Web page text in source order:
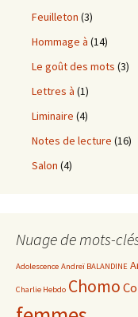
Feuilleton (3)
Hommage à (14)
Le goût des mots (3)
Lettres à (1)
Liminaire (4)
Notes de lecture (16)
Salon (4)
Nuage de mots-
Adolescence Andreï BALANDINE
Charlie Hebdo Chomo